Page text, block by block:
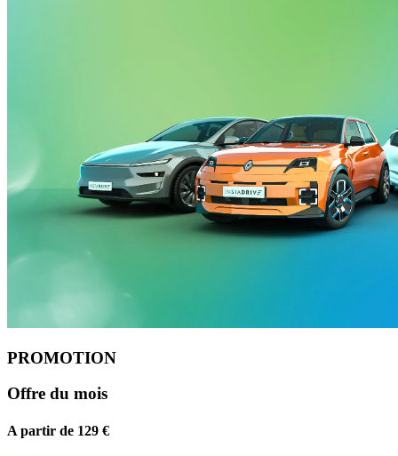
PROMOTION
Offre du mois
A partir de 129 €